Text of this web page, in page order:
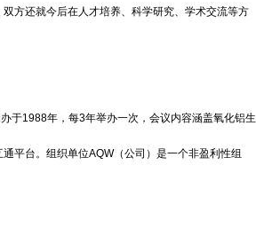
方还就今后在人才培养、科学研究、学术交流等方
于1988年，每3年举办一次，会议内容涵盖氧化铝生
平台。组织单位AQW（公司）是一个非盈利性组